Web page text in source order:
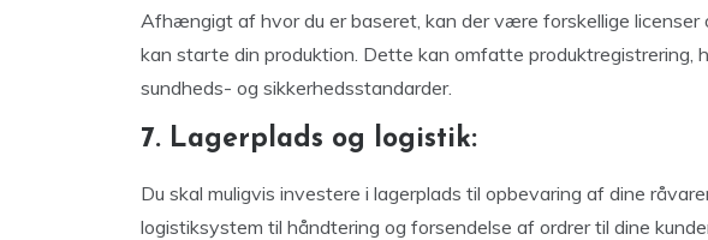
Afhængigt af hvor du er baseret, kan der være forskellige licenser
kan starte din produktion. Dette kan omfatte produktregistrering,
sundheds- og sikkerhedsstandarder.
7. Lagerplads og logistik:
Du skal muligvis investere i lagerplads til opbevaring af dine
logistiksystem til håndtering og forsendelse af ordrer til dine